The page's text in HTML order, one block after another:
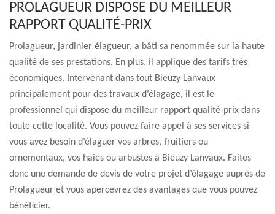
PROLAGUEUR DISPOSE DU MEILLEUR
RAPPORT QUALITÉ-PRIX
Prolagueur, jardinier élagueur, a bâti sa renommée sur la haute
qualité de ses prestations. En plus, il applique des tarifs très
économiques. Intervenant dans tout Bieuzy Lanvaux
principalement pour des travaux d’élagage, il est le
professionnel qui dispose du meilleur rapport qualité-prix dans
toute cette localité. Vous pouvez faire appel à ses services si
vous avez besoin d’élaguer vos arbres, fruitiers ou
ornementaux, vos haies ou arbustes à Bieuzy Lanvaux. Faites
donc une demande de devis de votre projet d’élagage auprès de
Prolagueur et vous apercevrez des avantages que vous pouvez
bénéficier.